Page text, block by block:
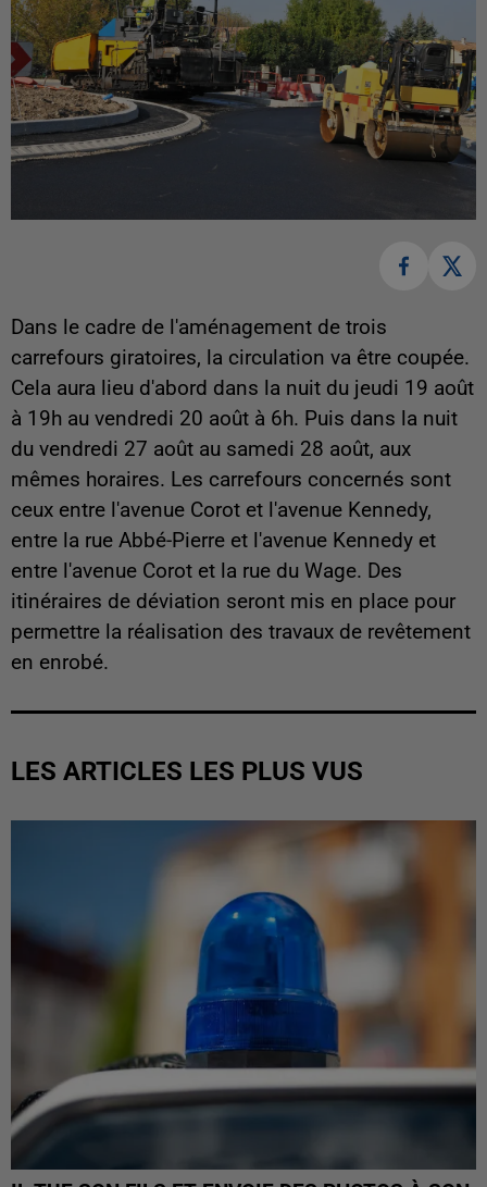
Dans le cadre de l'aménagement de trois
carrefours giratoires, la circulation va être coupée.
Cela aura lieu d'abord dans la nuit du jeudi 19 août
à 19h au vendredi 20 août à 6h. Puis dans la nuit
du vendredi 27 août au samedi 28 août, aux
mêmes horaires. Les carrefours concernés sont
ceux entre l'avenue Corot et l'avenue Kennedy,
entre la rue Abbé-Pierre et l'avenue Kennedy et
entre l'avenue Corot et la rue du Wage. Des
itinéraires de déviation seront mis en place pour
permettre la réalisation des travaux de revêtement
en enrobé.
LES ARTICLES LES PLUS VUS